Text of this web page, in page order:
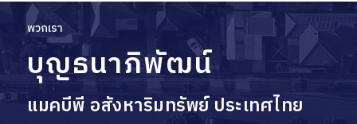
พวกเรา
บุญธนาภิพัฒน์
แมคบีพี อสังหาริมทรัพย์ ประเทศไทย